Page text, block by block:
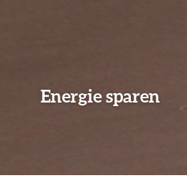
Energie sparen